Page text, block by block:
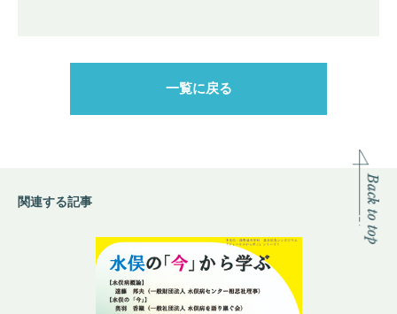
一覧に戻る
関連する記事